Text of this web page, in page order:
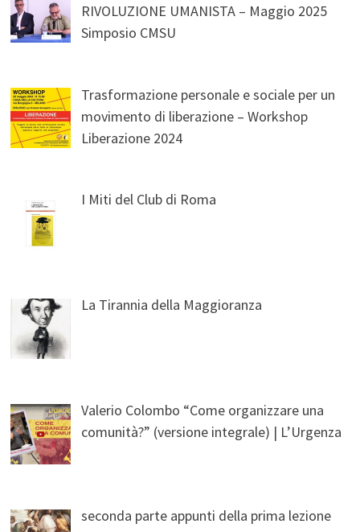
RIVOLUZIONE UMANISTA – Maggio 2025
Simposio CMSU
Trasformazione personale e sociale per un
movimento di liberazione – Workshop
Liberazione 2024
I Miti del Club di Roma
La Tirannia della Maggioranza
Valerio Colombo “Come organizzare una
comunità?” (versione integrale) | L’Urgenza
seconda parte appunti della prima lezione